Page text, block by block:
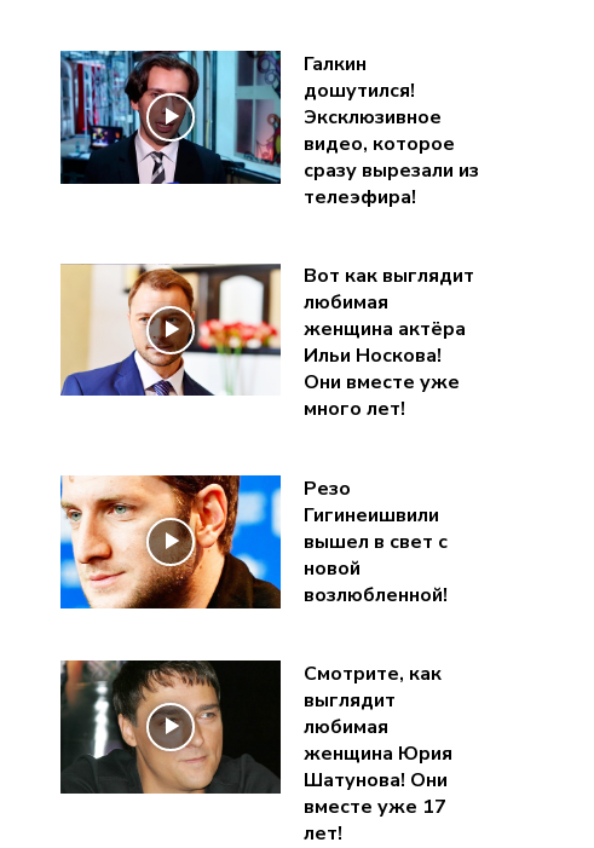
Галкин
дошутился!
Эксклюзивное
видео, которое
сразу вырезали из
телеэфира!
Вот как выглядит
любимая
женщина актёра
Ильи Носкова!
Они вместе уже
много лет!
Резо
Гигинеишвили
вышел в свет с
новой
возлюбленной!
Смотрите, как
выглядит
любимая
женщина Юрия
Шатунова! Они
вместе уже 17
лет!